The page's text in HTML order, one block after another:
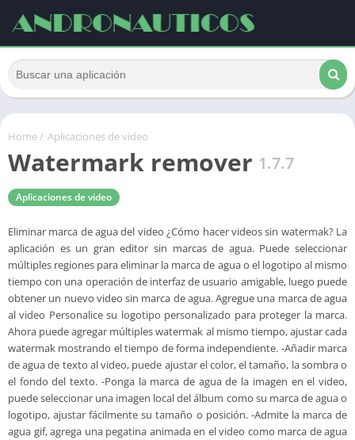
Home/ Aplicaciones de video
Watermark remover 1.7.7
Aplicaciones de video
Eliminar marca de agua del video ¿Cómo hacer videos sin watermak? La
aplicación es un gran editor sin marcas de agua. Puede seleccionar
múltiples regiones para eliminar la marca de agua o el logotipo al mismo
tiempo con una operación de interfaz de usuario amigable, luego puede
obtener un nuevo video sin marca de agua. Agregue una marca de agua
al video Personalice su logotipo personalizado para proteger la marca.
Ahora puede agregar múltiples watermak al mismo tiempo, ajustar cada
watermak mostrando el tiempo de forma independiente. -Añadir marca
de agua de texto al video, puede ajustar el color, el tamaño, la sombra o
el fondo del texto. -Ponga la marca de agua de la imagen en el video,
puede seleccionar una imagen local del álbum como su marca de agua o
logotipo, ajustar fácilmente su tamaño o posición. -Admite la marca de
agua gif, agrega una pegatina animada en el video como marca de agua